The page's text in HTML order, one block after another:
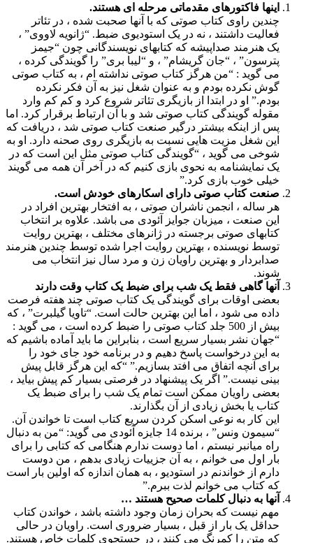
اینها فاکتورهای مقدماتی مرحله ای هستند.
چندین راوی کتاب صوتی که با آنها صحبت شده ، در تئاتر
فعالیت داشتند ، نه در یک استودیوی ضبط. “ژانویه لاووی” ،
یک هنرمند صداپیشه که کتابهای نویسندگانی چون “جیمز
پترسون” ، “جان گریشام” ، و “لیبا بری” را گویندگی کرده ،
می گوید : “من هرگز کتاب صوتی نداشته ام ، به کتاب صوتی
گوش نکرده بودم و به عنوان شغل نیز به آن فکر نکرده
بودم.” او در ابتدا از بازیگری تئاتر شروع کرد و کم کم وارد
مقوله گویندگی کتاب صوتی شد و با آن ارتباط برقرار کرد. اما
پس از اینکه بیشتر درگیر صنعت کتاب صوتی شد ، دریافت که
این شغل مزیت هایی نسبت به بازیگری روی صحنه دارد. او به
شوخی می گوید ، “گویندگی کتاب صوتی مثل این است که در
یک نمایشنامه به نحوی بازی کنیم که در آخر آن همه می گویند
خیلی خوب بازی کرد.”
صنعت کتاب صوتی دارای اسکارهای خودش است.
هر ساله ، انجمن ناشران صوتی ، به افتخار بهترین افراد در
این صنعت ، میزبان جوایز آئودی می باشد. علاوه بر انتخاب
کتابهای صوتی برجسته در ژانرهای مختلف ، بهترین روایت
توسط نویسنده ، بهترین روایت اجرا شده توسط چندین هنرمند
صدابردار و بهترین راویان زن و مرد سال نیز انتخاب می
شوند.
آنها گاهی فقط یک شب برای ضبط یک کتاب وقت دارند
بعضی اوقات برای گویندگی یک کتاب صوتی چند هفته فرصت
داده می شود ، اما این بهترین حالت است. “تاویا گیلبرت” ، كه
بیش از 500 جلد کتاب صوتی را ضبط كرده است ، می گوید :
“جهان نشر بسیار سریع است ، بنابراین ما باید آماده باشیم كه
به این درخواست پاسخ دهیم و در برنامه خود جای خود را
برای آنچه اتفاق می افتد بسازیم.” “که این هرگز قابل پیش
بینی نیست.” اگر یک پیشنهاد در فرصتی بسیار کم پیش بیاید ،
بعضی راویان ممکن است تمام یک شب را برای ضبط یک
کتاب یا بخش زیادی از آن بگذارند.
این کار به نوعی اسکن کردن سریع کتاب است تا خواندن آن.
“سیمون ونس” ، برنده 14 جایزه آئودی می گوید: “من به دنبال
راه میانبر نیستم ، اما دوست ندارم هنگامی که کتابی را برای
بار اول می خوانم ، به آن جزییات زیادی بدهم ، من دوست
دارم از خواندنم در استودیو ، به همان اندازه که اولین بار است
که کتاب می خوانم لذت ببرم.”
آنها به دنبال کلمات صحیح هستند …
مهم نیست که بحران زمان وجود داشته باشد ، خواندن کتاب
حداقل یک بار از قبل ، بسیار ضروری است. راویان در حالی
که متن را کمرنگ می کنند ، در جستجوی کلمات خاص هستند.